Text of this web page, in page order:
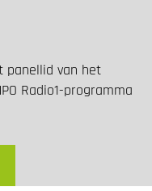
panellid van het
Radio1-programma